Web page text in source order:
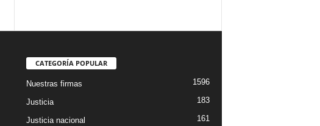
CATEGORÍA POPULAR
Nuestras firmas 1596
Justicia 183
Justicia nacional 161